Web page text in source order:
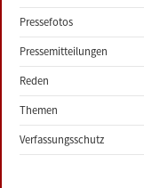
Pressefotos
Pressemitteilungen
Reden
Themen
Verfassungsschutz